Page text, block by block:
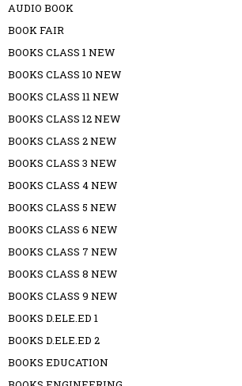
AUDIO BOOK
BOOK FAIR
BOOKS CLASS 1 NEW
BOOKS CLASS 10 NEW
BOOKS CLASS 11 NEW
BOOKS CLASS 12 NEW
BOOKS CLASS 2 NEW
BOOKS CLASS 3 NEW
BOOKS CLASS 4 NEW
BOOKS CLASS 5 NEW
BOOKS CLASS 6 NEW
BOOKS CLASS 7 NEW
BOOKS CLASS 8 NEW
BOOKS CLASS 9 NEW
BOOKS D.ELE.ED 1
BOOKS D.ELE.ED 2
BOOKS EDUCATION